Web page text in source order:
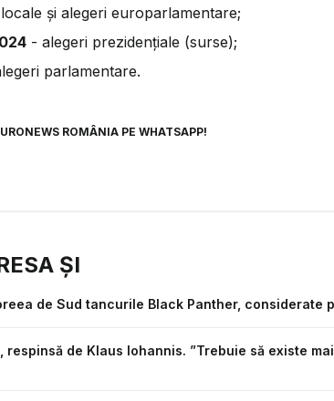
și alegeri europarlamentare;
- alegeri prezidențiale (surse);
parlamentare.
ROMÂNIA PE WHATSAPP!
ȘI
de Sud tancurile Black Panther, considerate
respinsă de Klaus Iohannis. ”Trebuie să existe